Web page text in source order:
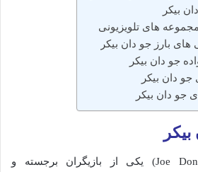
بیکر
های تلویزیونی
بارز جو دان بیکر
جو دان بیکر
جو دان بیکر
جو دان بیکر
Joe یکی از بازیگران برجسته و